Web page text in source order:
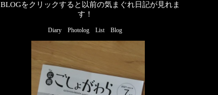
BLOGをクリックすると以前の気まぐれ日記が見れま
す！
Diary Photolog List Blog